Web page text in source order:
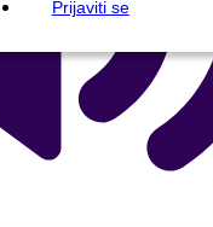
Prijaviti se